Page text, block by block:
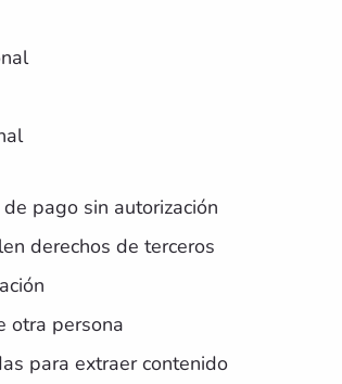
pago sin autorización
derechos de terceros
otra persona
para extraer contenido